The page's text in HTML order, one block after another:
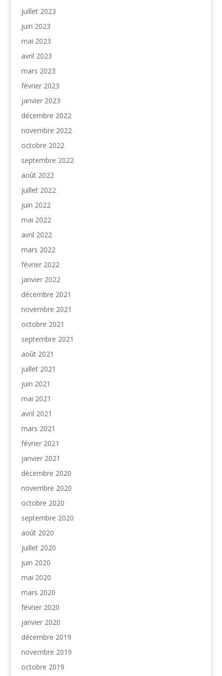
juillet 2023
juin 2023
mai 2023
avril 2023
mars 2023
février 2023
janvier 2023
décembre 2022
novembre 2022
octobre 2022
septembre 2022
août 2022
juillet 2022
juin 2022
mai 2022
avril 2022
mars 2022
février 2022
janvier 2022
décembre 2021
novembre 2021
octobre 2021
septembre 2021
août 2021
juillet 2021
juin 2021
mai 2021
avril 2021
mars 2021
février 2021
janvier 2021
décembre 2020
novembre 2020
octobre 2020
septembre 2020
août 2020
juillet 2020
juin 2020
mai 2020
mars 2020
février 2020
janvier 2020
décembre 2019
novembre 2019
octobre 2019